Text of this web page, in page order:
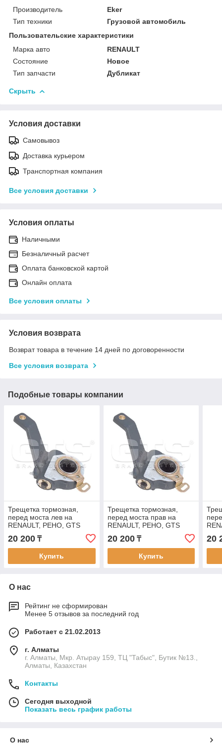
Производитель
Eker
Тип техники
Грузовой автомобиль
Пользовательские характеристики
Марка авто
RENAULT
Состояние
Новое
Тип запчасти
Дубликат
Скрыть
Условия доставки
Самовывоз
Доставка курьером
Транспортная компания
Все условия доставки
Условия оплаты
Наличными
Безналичный расчет
Оплата банковской картой
Онлайн оплата
Все условия оплаты
Условия возврата
Возврат товара в течение 14 дней по договоренности
Все условия возврата
Подобные товары компании
Трещетка тормозная,
перед моста лев на
RENAULT, РЕНО, GTS
20 200 ₸
Купить
Трещетка тормозная,
перед моста прав на
RENAULT, РЕНО, GTS
20 200₸
Купить
20
О нас
Рейтинг не сформирован
Менее 5 отзывов за последний год
Работает с 21.02.2013
г. Алматы
г. Алматы, Мкр. Атырау 159, ТЦ "Табыс", Бутик №13.,
Алматы, Казахстан
Контакты
Сегодня выходной
Показать весь график работы
О нас